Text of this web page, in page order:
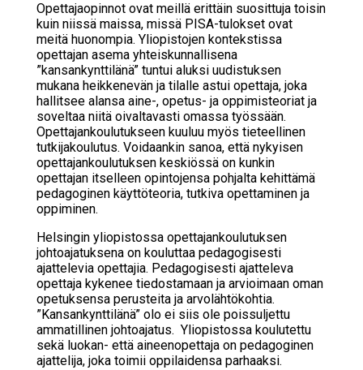
Opettajaopinnot ovat meillä erittäin suosittuja toisin
kuin niissä maissa, missä PISA-tulokset ovat
meitä huonompia. Yliopistojen kontekstissa
opettajan asema yhteiskunnallisena
”kansankynttilänä” tuntui aluksi uudistuksen
mukana heikkenevän ja tilalle astui opettaja, joka
hallitsee alansa aine-, opetus- ja oppimisteoriat ja
soveltaa niitä oivaltavasti omassa työssään.
Opettajankoulutukseen kuuluu myös tieteellinen
tutkijakoulutus. Voidaankin sanoa, että nykyisen
opettajankoulutuksen keskiössä on kunkin
opettajan itselleen opintojensa pohjalta kehittämä
pedagoginen käyttöteoria, tutkiva opettaminen ja
oppiminen.
Helsingin yliopistossa opettajankoulutuksen
johtoajatuksena on kouluttaa pedagogisesti
ajattelevia opettajia. Pedagogisesti ajatteleva
opettaja kykenee tiedostamaan ja arvioimaan oman
opetuksensa perusteita ja arvolähtökohtia.
”Kansankynttilänä” olo ei siis ole poissuljettu
ammatillinen johtoajatus. Yliopistossa koulutettu
sekä luokan- että aineenopettaja on pedagoginen
ajattelija, joka toimii oppilaidensa parhaaksi.